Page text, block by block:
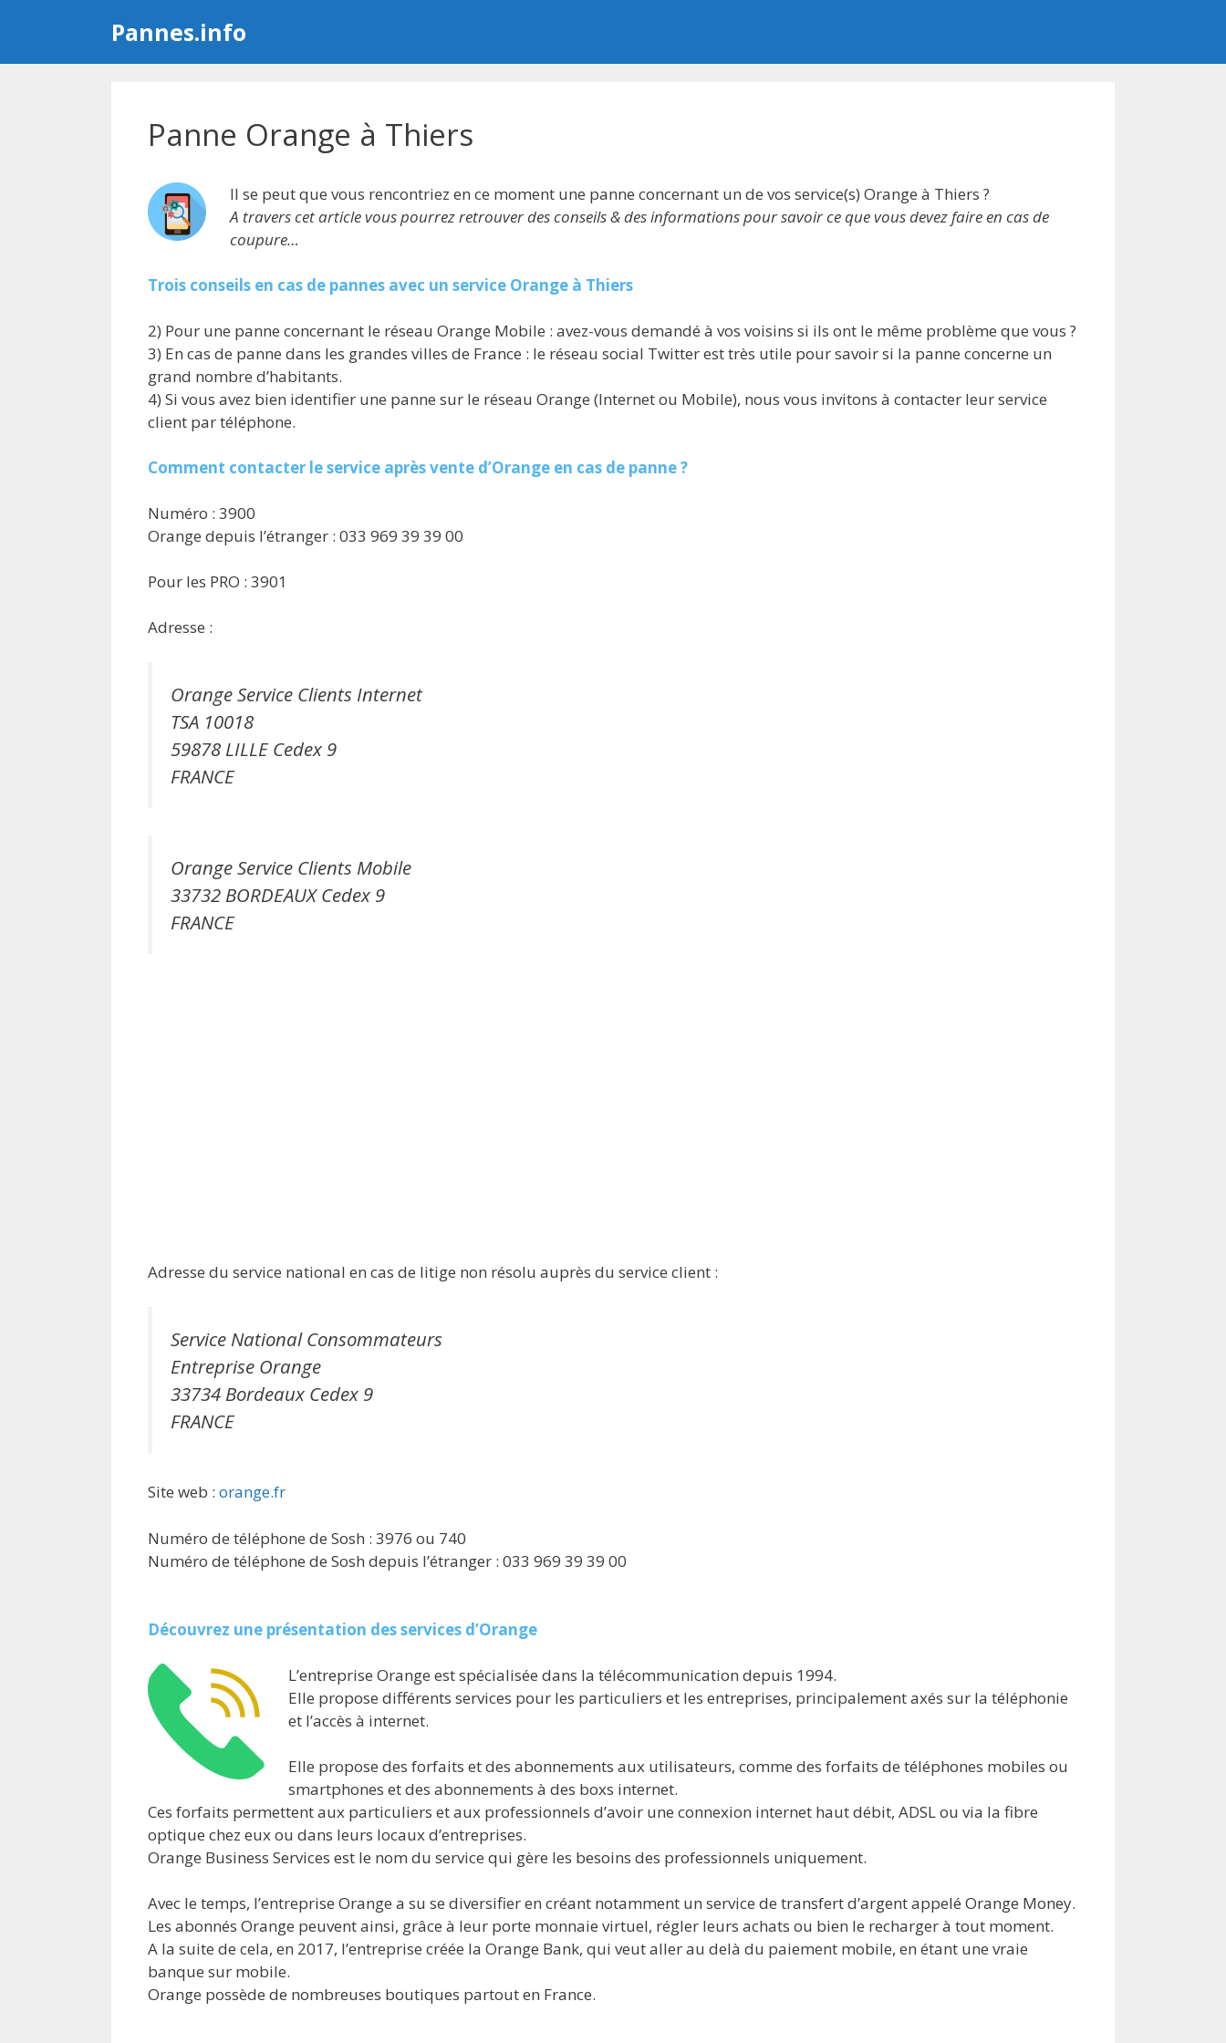
Pannes.info
Panne Orange à Thiers
Il se peut que vous rencontriez en ce moment une panne concernant un de vos service(s) Orange à Thiers ?
A travers cet article vous pourrez retrouver des conseils & des informations pour savoir ce que vous devez faire en cas de
coupure…
Trois conseils en cas de pannes avec un service Orange à Thiers
2) Pour une panne concernant le réseau Orange Mobile : avez-vous demandé à vos voisins si ils ont le même problème que vous ?
3) En cas de panne dans les grandes villes de France : le réseau social Twitter est très utile pour savoir si la panne concerne un
grand nombre d’habitants.
4) Si vous avez bien identifier une panne sur le réseau Orange (Internet ou Mobile), nous vous invitons à contacter leur service
client par téléphone.
Comment contacter le service après vente d’Orange en cas de panne ?
Numéro : 3900
Orange depuis l’étranger : 033 969 39 39 00
Pour les PRO : 3901
Adresse :
Orange Service Clients Internet
TSA 10018
59878 LILLE Cedex 9
FRANCE
Orange Service Clients Mobile
33732 BORDEAUX Cedex 9
FRANCE
Adresse du service national en cas de litige non résolu auprès du service client :
Service National Consommateurs
Entreprise Orange
33734 Bordeaux Cedex 9
FRANCE
Site web : orange.fr
Numéro de téléphone de Sosh : 3976 ou 740
Numéro de téléphone de Sosh depuis l’étranger : 033 969 39 39 00
Découvrez une présentation des services d’Orange
L’entreprise Orange est spécialisée dans la télécommunication depuis 1994.
Elle propose différents services pour les particuliers et les entreprises, principalement axés sur la téléphonie
et l’accès à internet.
Elle propose des forfaits et des abonnements aux utilisateurs, comme des forfaits de téléphones mobiles ou
smartphones et des abonnements à des boxs internet.
Ces forfaits permettent aux particuliers et aux professionnels d’avoir une connexion internet haut débit, ADSL ou via la fibre
optique chez eux ou dans leurs locaux d’entreprises.
Orange Business Services est le nom du service qui gère les besoins des professionnels uniquement.
Avec le temps, l’entreprise Orange a su se diversifier en créant notamment un service de transfert d’argent appelé Orange Money.
Les abonnés Orange peuvent ainsi, grâce à leur porte monnaie virtuel, régler leurs achats ou bien le recharger à tout moment.
A la suite de cela, en 2017, l’entreprise créée la Orange Bank, qui veut aller au delà du paiement mobile, en étant une vraie
banque sur mobile.
Orange possède de nombreuses boutiques partout en France.